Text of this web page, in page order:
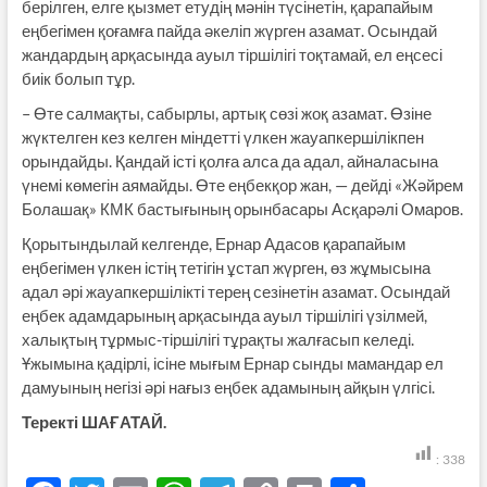
берілген, елге қызмет етудің мәнін түсінетін, қарапайым
еңбегімен қоғамға пайда әкеліп жүрген азамат. Осындай
жандардың арқасында ауыл тіршілігі тоқтамай, ел еңсесі
биік болып тұр.
– Өте салмақты, сабырлы, артық сөзі жоқ азамат. Өзіне
жүктелген кез келген міндетті үлкен жауапкершілікпен
орындайды. Қандай істі қолға алса да адал, айналасына
үнемі көмегін аямайды. Өте еңбекқор жан, — дейді «Жәйрем
Болашақ» КМК бастығының орынбасары Асқарәлі Омаров.
Қорытындылай келгенде, Ернар Адасов қарапайым
еңбегімен үлкен істің тетігін ұстап жүрген, өз жұмысына
адал әрі жауапкершілікті терең сезінетін азамат. Осындай
еңбек адамдарының арқасында ауыл тіршілігі үзілмей,
халықтың тұрмыс-тіршілігі тұрақты жалғасып келеді.
Ұжымына қадірлі, ісіне мығым Ернар сынды мамандар ел
дамуының негізі әрі нағыз еңбек адамының айқын үлгісі.
Теректі ШАҒАТАЙ.
: 338